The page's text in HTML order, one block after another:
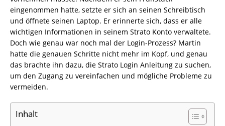
eingenommen hatte, setzte er sich an seinen Schreibtisch
und öffnete seinen Laptop. Er erinnerte sich, dass er alle
wichtigen Informationen in seinem Strato Konto verwaltete.
Doch wie genau war noch mal der Login-Prozess? Martin
hatte die genauen Schritte nicht mehr im Kopf, und genau
das brachte ihn dazu, die Strato Login Anleitung zu suchen,
um den Zugang zu vereinfachen und mögliche Probleme zu
vermeiden.
Inhalt